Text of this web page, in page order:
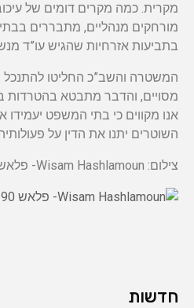
חדשות
מקרית. כמה מקרים דומים של
מורחקים מנהליים, מתבררים
בתביעות אזרחיות שהגיש עו”ד
המשטרה והשב”כ החליטו להתנכל
מסויים, והדבר מתבטא בהטרדות
אנו מקווים כי בתי המשפט
השוטרים יתנו את הדין על
צילום: Wisam Hashlamoun- פלאש 90- אילוסטרציה.